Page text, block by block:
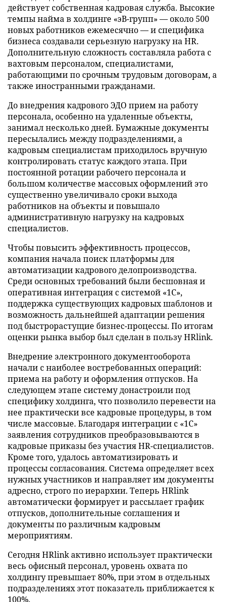
действует собственная кадровая служба. Высокие
темпы найма в холдинге «эВ-групп» — около 500
новых работников ежемесячно — и специфика
бизнеса создавали серьезную нагрузку на HR.
Дополнительную сложность составляла работа с
вахтовым персоналом, специалистами,
работающими по срочным трудовым договорам, а
также иностранными гражданами.
До внедрения кадрового ЭДО прием на работу
персонала, особенно на удаленные объекты,
занимал несколько дней. Бумажные документы
пересылались между подразделениями, а
кадровым специалистам приходилось вручную
контролировать статус каждого этапа. При
постоянной ротации рабочего персонала и
большом количестве массовых оформлений это
существенно увеличивало сроки выхода
работников на объекты и повышало
административную нагрузку на кадровых
специалистов.
Чтобы повысить эффективность процессов,
компания начала поиск платформы для
автоматизации кадрового делопроизводства.
Среди основных требований были бесшовная и
оперативная интеграция с системой «1C»,
поддержка существующих кадровых шаблонов и
возможность дальнейшей адаптации решения
под быстрорастущие бизнес-процессы. По итогам
оценки рынка выбор был сделан в пользу HRlink.
Внедрение электронного документооборота
начали с наиболее востребованных операций:
приема на работу и оформления отпусков. На
следующем этапе систему донастроили под
специфику холдинга, что позволило перевести на
нее практически все кадровые процедуры, в том
числе массовые. Благодаря интеграции с «1С»
заявления сотрудников преобразовываются в
кадровые приказы без участия HR-специалистов.
Кроме того, удалось автоматизировать и
процессы согласования. Система определяет всех
нужных участников и направляет им документы
адресно, строго по иерархии. Теперь HRlink
автоматически формирует и рассылает график
отпусков, дополнительные соглашения и
документы по различным кадровым
мероприятиям.
Сегодня HRlink активно использует практически
весь офисный персонал, уровень охвата по
холдингу превышает 80%, при этом в отдельных
подразделениях этот показатель приближается к
100%.